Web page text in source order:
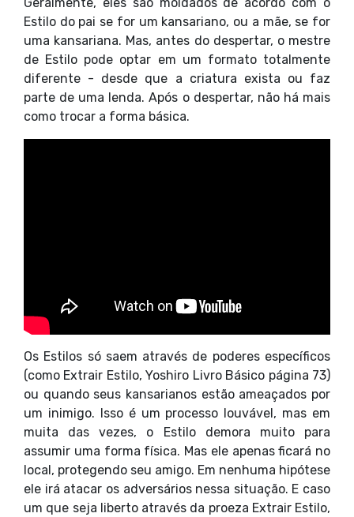
Estilo do pai se for um kansariano, ou a mãe, se for
uma kansariana. Mas, antes do despertar, o mestre
de Estilo pode optar em um formato totalmente
diferente - desde que a criatura exista ou faz
parte de uma lenda. Após o despertar, não há mais
como trocar a forma básica.
Os Estilos só saem através de poderes específicos
(como Extrair Estilo, Yoshiro Livro Básico página 73)
ou quando seus kansarianos estão ameaçados por
um inimigo. Isso é um processo louvável, mas em
muita das vezes, o Estilo demora muito para
assumir uma forma física. Mas ele apenas ficará no
local, protegendo seu amigo. Em nenhuma hipótese
ele irá atacar os adversários nessa situação. E caso
um que seja liberto através da proeza Extrair Estilo,